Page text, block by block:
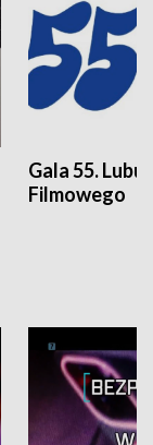
Gala 55.
Filmowego